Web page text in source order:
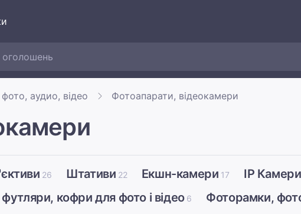
фото, аудио, відео Фотоапарати, відеокамери
26 Штативи 22 Екшн-камери 17 IP Камери
кофри для фото і відео 6 Фоторамки,